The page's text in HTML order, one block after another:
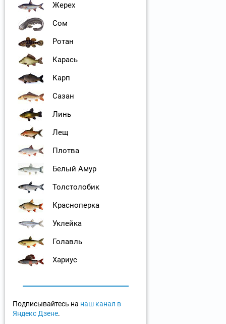
Жерех
Сом
Ротан
Карась
Карп
Сазан
Линь
Лещ
Плотва
Белый Амур
Толстолобик
Красноперка
Уклейка
Голавль
Хариус
Подписывайтесь на наш канал в
Яндекс Дзене.